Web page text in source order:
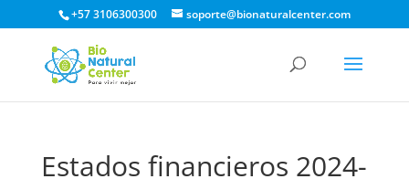
+57 3106300300 soporte@bionaturalcenter.com
Estados financieros 2024-